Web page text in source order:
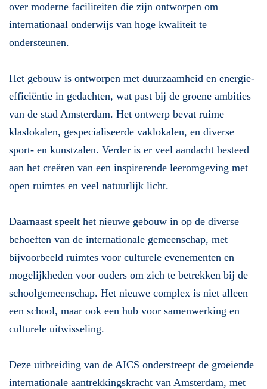
over moderne faciliteiten die zijn ontworpen om
internationaal onderwijs van hoge kwaliteit te
ondersteunen.
Het gebouw is ontworpen met duurzaamheid en energie-
efficiëntie in gedachten, wat past bij de groene ambities
van de stad Amsterdam. Het ontwerp bevat ruime
klaslokalen, gespecialiseerde vaklokalen, en diverse
sport- en kunstzalen. Verder is er veel aandacht besteed
aan het creëren van een inspirerende leeromgeving met
open ruimtes en veel natuurlijk licht.
Daarnaast speelt het nieuwe gebouw in op de diverse
behoeften van de internationale gemeenschap, met
bijvoorbeeld ruimtes voor culturele evenementen en
mogelijkheden voor ouders om zich te betrekken bij de
schoolgemeenschap. Het nieuwe complex is niet alleen
een school, maar ook een hub voor samenwerking en
culturele uitwisseling.
Deze uitbreiding van de AICS onderstreept de groeiende
internationale aantrekkingskracht van Amsterdam, met